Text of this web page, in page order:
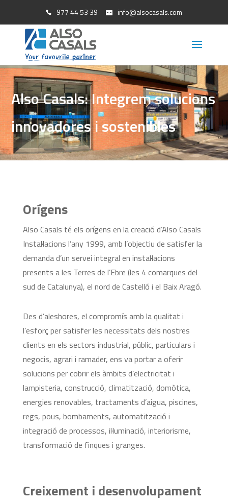
977 44 53 39 info@alsocasals.com
Also Casals: Integrem solucions
innovadores i sostenibles
Orígens
Also Casals té els orígens en la creació d’Also Casals
Instal·lacions l’any 1999, amb l’objectiu de satisfer la
demanda d’un servei integral en instal·lacions
presents a les Terres de l’Ebre (les 4 comarques del
sud de Catalunya), el nord de Castelló i el Baix Aragó.
Des d’aleshores, el compromís amb la qualitat i
l’esforç per satisfer les necessitats dels nostres
clients en els sectors industrial, públic, particulars i
negocis, agrari i ramader, ens va portar a oferir
solucions per cobrir els àmbits d’electricitat i
lampisteria, construcció, climatització, domòtica,
energies renovables, tractaments d’aigua, piscines,
regs, pous, bombaments, automatització i
integració de processos, il·luminació, interiorisme,
transformació de finques i granges.
Creixement i desenvolupament